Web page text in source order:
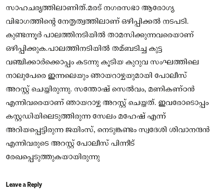
സാഹചര്യത്തിലാണിത്.മരട് നഗരസഭാ ആരോഗ്യ
വിഭാഗത്തിന്റെ നേതൃത്വത്തിലാണ് ഒഴിപ്പിക്കല്‍ നടപടി.
കുണ്ടന്നൂര്‍ പാലത്തിനടിയില്‍ താമസിക്കുന്നവരെയാണ്
ഒഴിപ്പിക്കുക.പാലത്തിനടിയില്‍ തമ്ബടിച്ച കുട്ട
വഞ്ചിക്കാര്‍ക്കൊപ്പം കടന്നു കൂടിയ കുറുവ സംഘത്തിലെ
നാലുപേരെ ഇന്നലെയും ഞായറാഴ്ചയുമായി പോലീസ്
അറസ്റ്റ് ചെയ്തിരുന്നു. സന്തോഷ് സെല്‍വം, മണികണ്ഠന്‍
എന്നിവരെയാണ് ഞായറാഴ്ച അറസ്റ്റ് ചെയ്തത്. ഇവരോടൊപ്പം
കസ്റ്റഡിയിലെടുത്തിരുന്ന സേലം മഹേഷ് എന്ന്
അറിയപ്പെട്ടിരുന്ന ജയിംസ്, നെടുങ്കണ്ടം സ്വദേശി ശിവാനന്ദന്‍
എന്നിവരുടെ അറസ്റ്റ് പോലീസ് പിന്നീട്
രേഖപ്പെടുത്തുകയായിരുന്നു
Leave a Reply